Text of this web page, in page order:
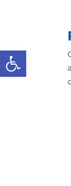
Abrir barra de